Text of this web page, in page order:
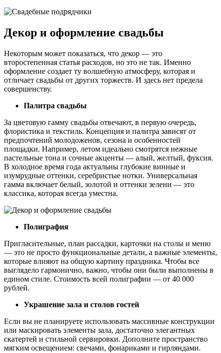
Декор и оформление свадьбы
Некоторым может показаться, что декор — это
второстепенная статья расходов, но это не так. Именно
оформление создает ту волшебную атмосферу, которая и
отличает свадьбы от других торжеств. И здесь нет предела
совершенству.
Палитра свадьбы
За цветовую гамму свадьбы отвечают, в первую очередь,
флористика и текстиль. Концепция и палитра зависят от
предпочтений молодоженов, сезона и особенностей
площадки. Например, летом идеально смотрятся нежные
пастельные тона и сочные акценты — алый, желтый, фуксия.
В холодное время года актуальны глубокие винные и
изумрудные оттенки, серебристые нотки. Универсальная
гамма включает белый, золотой и оттенки зелени — это
классика, которая всегда уместна.
Полиграфия
Пригласительные, план рассадки, карточки на столы и меню
— это не просто функциональные детали, а важные элементы,
которые влияют на общую картину праздника. Чтобы все
выглядело гармонично, важно, чтобы они были выполнены в
едином стиле. Стоимость всей полиграфии — от 40 000
рублей.
Украшение зала и столов гостей
Если вы не планируете использовать массивные конструкции
или маскировать элементы зала, достаточно элегантных
скатертей и стильной сервировки. Дополните пространство
мягким освещением: свечами, фонариками и гирляндами.